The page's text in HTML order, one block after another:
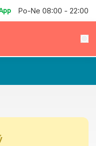
Po-Ne 08:00 - 22:00